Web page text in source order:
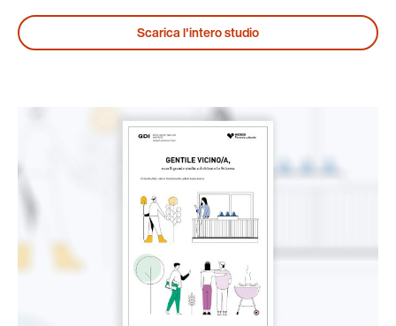
Scarica l'intero studio